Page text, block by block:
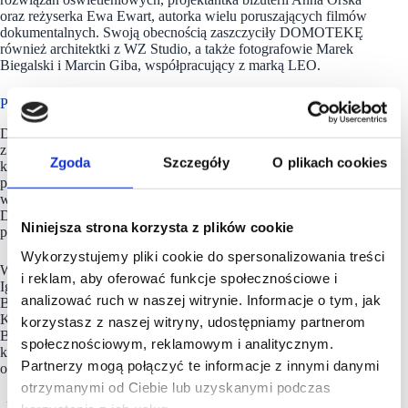
Zgoda Szczegóły O plikach cookies
Niniejsza strona korzysta z plików cookie
Wykorzystujemy pliki cookie do spersonalizowania treści
i reklam, aby oferować funkcje społecznościowe i
analizować ruch w naszej witrynie. Informacje o tym, jak
korzystasz z naszej witryny, udostępniamy partnerom
społecznościowym, reklamowym i analitycznym.
Partnerzy mogą połączyć te informacje z innymi danymi
otrzymanymi od Ciebie lub uzyskanymi podczas
oraz reżyserka Ewa Ewart, autorka wielu poruszających filmów
dokumentalnych. Swoją obecnością zaszczyciły DOMOTEKĘ
również architektki z WZ Studio, a także fotografowie Marek
Biegalski i Marcin Giba, współpracujący z marką LEO.
Program Ambasadorski
DOMOTEKA, jako centrum designu i mebli, łączy piękno
z funkcjonalnością, ale także z ludźmi – ekspertami,
którzy swoją wiedzą i doświadczeniem kształtują naszą
przestrzeń. Ambasadorzy DOMOTEKI to wybitne pracownie
wnętrzarskie, ale przede wszystkim ludzie z pasją. Dzięki nim
DOMOTEKA staje się miejscem spotkań i wymiany
pomysłów.
Wśród Ambasadorów znajdują się osobistości takie jak: Marta
Iglewska i Radosław Wócik – Interiorsy, Agnieszka Balicka –
Balicka Design, Łukasz Siwiec, Anna Federowicz – Tremend,
Kamila Jakubowska-Szmyd, Martyna Banaszczuk, Alina
Badora oraz Agnieszka Lesiuk – Art. Design Studio. To ludzie,
którzy inspirują, edukują i pomagają klientom – odnaleźć
odpowiedzi na pytania związane z designem.